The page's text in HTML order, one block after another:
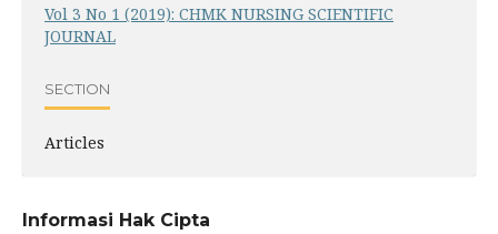
Vol 3 No 1 (2019): CHMK NURSING SCIENTIFIC
JOURNAL
SECTION
Articles
Informasi Hak Cipta